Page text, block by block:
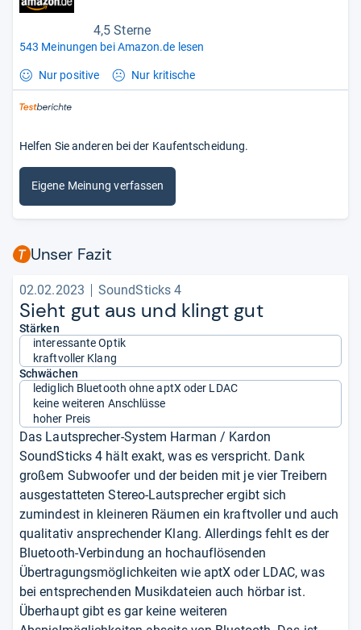
4,5 Sterne
543 Meinungen bei Amazon.de lesen
Nur positive Nur kritische
Helfen Sie anderen bei der Kaufentscheidung.
Eigene Meinung verfassen
Unser Fazit
02.02.2023 SoundSticks 4
Sieht gut aus und klingt gut
Stärken
interessante Optik
kraftvoller Klang
Schwächen
lediglich Bluetooth ohne aptX oder LDAC
keine weiteren Anschlüsse
hoher Preis
Das Lautsprecher-System Harman / Kardon
SoundSticks 4 hält exakt, was es verspricht. Dank
großem Subwoofer und der beiden mit je vier Treibern
ausgestatteten Stereo-Lautsprecher ergibt sich
zumindest in kleineren Räumen ein kraftvoller und auch
qualitativ ansprechender Klang. Allerdings fehlt es der
Bluetooth-Verbindung an hochauflösenden
Übertragungsmöglichkeiten wie aptX oder LDAC, was
bei entsprechenden Musikdateien auch hörbar ist.
Überhaupt gibt es gar keine weiteren